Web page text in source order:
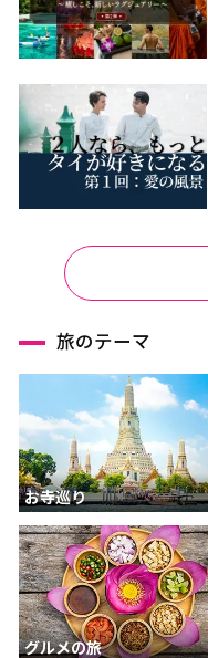
旅のテーマ
お寺巡り
グルメの旅